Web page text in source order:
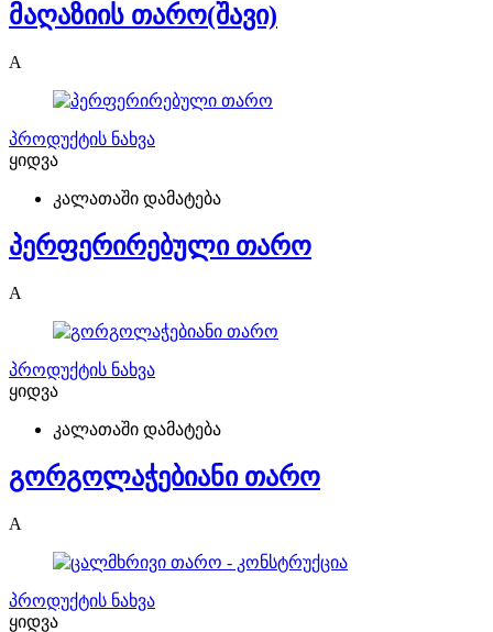
მაღაზიის თარო(შავი)
A
პროდუქტის ნახვა
ყიდვა
კალათაში დამატება
პერფერირებული თარო
A
პროდუქტის ნახვა
ყიდვა
კალათაში დამატება
გორგოლაჭებიანი თარო
A
პროდუქტის ნახვა
ყიდვა